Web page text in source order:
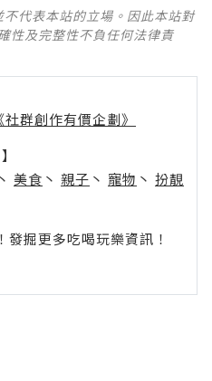
代表本站的立場。因此本站對
性及完整性不負任何法律責
群創作有價企劃》
丶 美食 丶 親子 丶 寵物 丶 扮靚
掘更多吃喝玩樂資訊！